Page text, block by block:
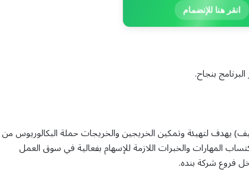
انقر هنا للإنضمام
بنجاح.
يهدف لتهيئة وتمكين الخريجين والخريجات حملة البكالوريوس من
المهارات والخبرات اللازمة للإسهام بفعالية في سوق العمل
شركة بنده.